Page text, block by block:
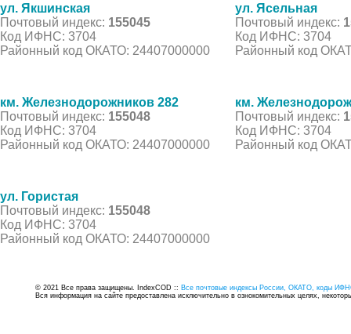
ул. Якшинская
Почтовый индекс: 155045
Код ИФНС: 3704
Районный код ОКАТО: 24407000000
ул. Ясельная
Почтовый индекс:
Код ИФНС: 3704
Районный код
км. Железнодорожников 282
Почтовый индекс: 155048
Код ИФНС: 3704
Районный код ОКАТО: 24407000000
км.
Почтовый индекс:
Код ИФНС: 3704
Районный код
ул. Гористая
Почтовый индекс: 155048
Код ИФНС: 3704
Районный код ОКАТО: 24407000000
© 2021 Все права защищены. IndexCOD :: Все почтовые индексы России, ОКАТО, коды
Вся информация на сайте предоставлена исключительно в ознокомительных целях,